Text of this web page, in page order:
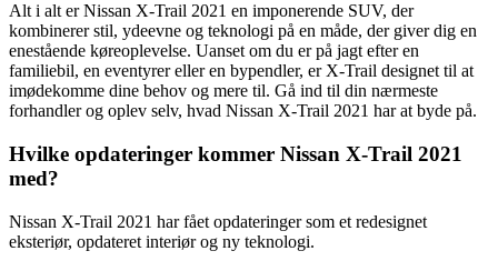
Alt i alt er Nissan X-Trail 2021 en imponerende SUV, der
kombinerer stil, ydeevne og teknologi på en måde, der giver dig en
enestående køreoplevelse. Uanset om du er på jagt efter en
familiebil, en eventyrer eller en bypendler, er X-Trail designet til at
imødekomme dine behov og mere til. Gå ind til din nærmeste
forhandler og oplev selv, hvad Nissan X-Trail 2021 har at byde på.
Hvilke opdateringer kommer Nissan X-Trail 2021
med?
Nissan X-Trail 2021 har fået opdateringer som et redesignet
eksteriør, opdateret interiør og ny teknologi.